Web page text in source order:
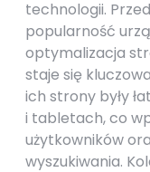
technologii.
popularność
optymalizacja
staje się
ich strony były
i tabletach, co
użytkowników
wyszukiwania.